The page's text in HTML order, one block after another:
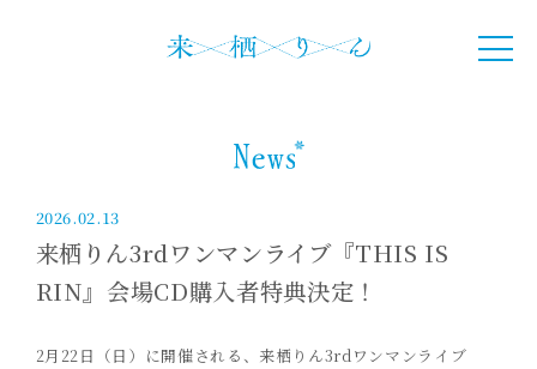
2026.02.13
来栖りん3rdワンマンライブ『THIS IS
RIN』会場CD購入者特典決定！
2月22日（日）に開催される、来栖りん3rdワンマンライブ